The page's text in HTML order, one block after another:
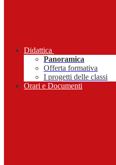
Didattica
Panoramica
Offerta formativa
I progetti delle classi
Orari e Documenti